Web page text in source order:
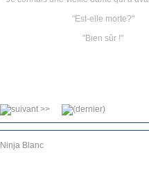
"Est-elle morte?"
"Bien sûr !"